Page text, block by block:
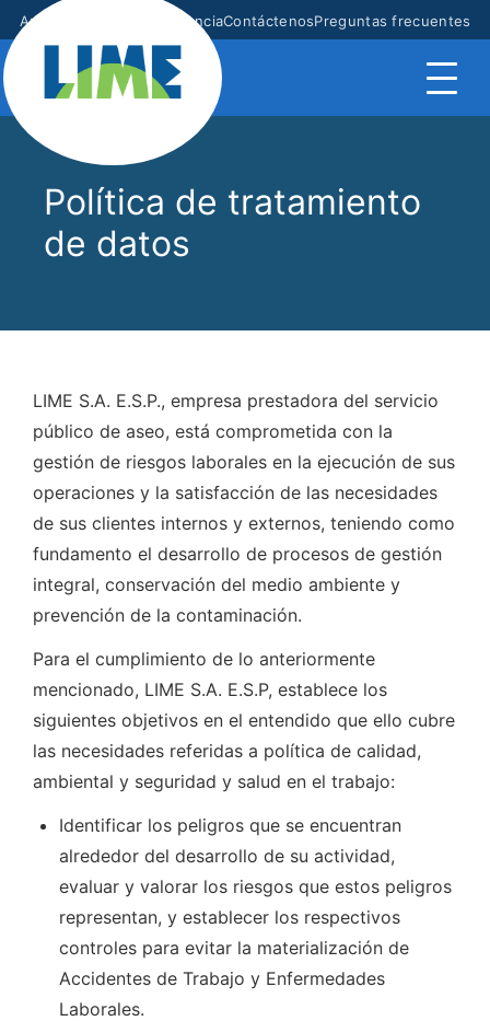
Anuncios TransparenciaContáctenosPreguntas frecuentes
Política de tratamiento
de datos
LIME S.A. E.S.P., empresa prestadora del servicio
público de aseo, está comprometida con la
gestión de riesgos laborales en la ejecución de sus
operaciones y la satisfacción de las necesidades
de sus clientes internos y externos, teniendo como
fundamento el desarrollo de procesos de gestión
integral, conservación del medio ambiente y
prevención de la contaminación.
Para el cumplimiento de lo anteriormente
mencionado, LIME S.A. E.S.P, establece los
siguientes objetivos en el entendido que ello cubre
las necesidades referidas a política de calidad,
ambiental y seguridad y salud en el trabajo:
Identificar los peligros que se encuentran
alrededor del desarrollo de su actividad,
evaluar y valorar los riesgos que estos peligros
representan, y establecer los respectivos
controles para evitar la materialización de
Accidentes de Trabajo y Enfermedades
Laborales.